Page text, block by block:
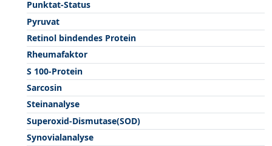
Punktat-Status
Pyruvat
Retinol bindendes Protein
Rheumafaktor
S 100-Protein
Sarcosin
Steinanalyse
Superoxid-Dismutase(SOD)
Synovialanalyse